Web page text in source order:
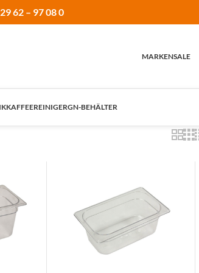
62 – 97 08 0
MARKENSALE
KAFFEEREINIGERGN-BEHÄLTER